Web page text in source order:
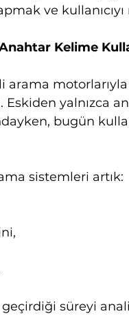
ve
Anahtar Kelime
arama
Eskiden yalnızca
bugün
sistemleri artık:
süreyi